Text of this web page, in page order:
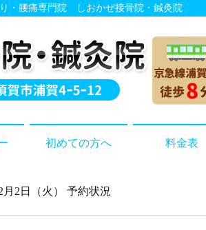
・腰痛専門院 しおかぜ接骨院・鍼灸院
初めての方へ 料金表
月2日（火） 予約状況